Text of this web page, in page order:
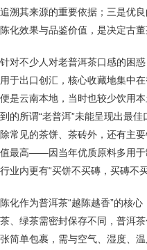
追溯其来源的重要依据；三是优
陈化效果与品鉴价值，是决定古
针对不少人对老普洱茶口感的困
用于出口创汇，核心收藏地集中
便是云南本地，当时也较少饮用
到的所谓“老普洱”未能呈现出最
除常见的茶饼、茶砖外，还有主
值最高——因当年优质原料多用于
行业内更有“买饼不买磚，买磚不买
陈化作为普洱茶“越陈越香”的核
茶、绿茶需密封保存不同，普洱
张简单包裹，需与空气、湿度、